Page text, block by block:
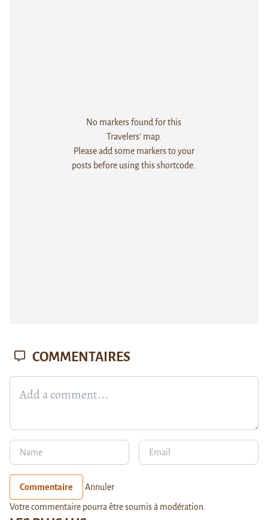
No markers found for this
Travelers' map.
Please add some markers to your
posts before using this shortcode.
COMMENTAIRES
Commentaire Annuler
Votre commentaire pourra être soumis à modération.